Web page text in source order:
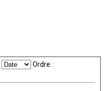
Ordre :